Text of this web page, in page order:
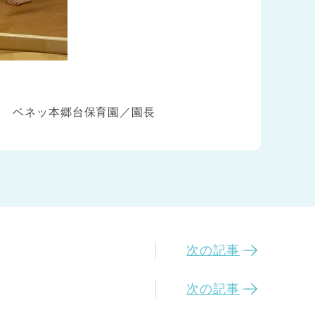
ベネッ本郷台保育園／園長
次の記事
次の記事